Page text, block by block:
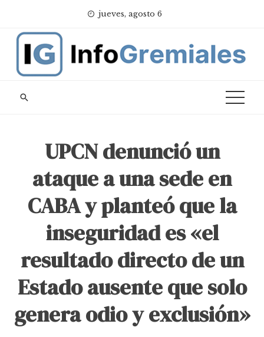
content
jueves, agosto 6
UPCN denunció un
ataque a una sede en
CABA y planteó que la
inseguridad es «el
resultado directo de un
Estado ausente que solo
genera odio y exclusión»